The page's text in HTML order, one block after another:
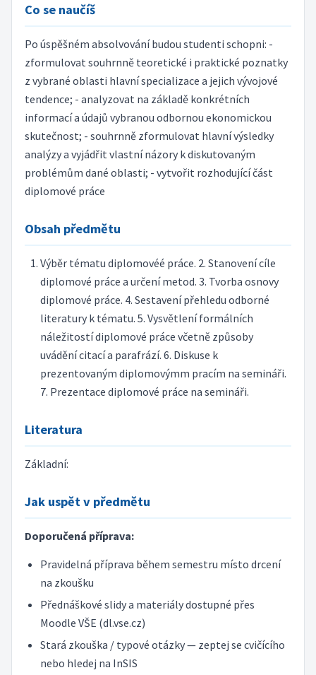
Co se naučíš
Po úspěšném absolvování budou studenti schopni: -
zformulovat souhrnně teoretické i praktické poznatky
z vybrané oblasti hlavní specializace a jejich vývojové
tendence; - analyzovat na základě konkrétních
informací a údajů vybranou odbornou ekonomickou
skutečnost; - souhrnně zformulovat hlavní výsledky
analýzy a vyjádřit vlastní názory k diskutovaným
problémům dané oblasti; - vytvořit rozhodující část
diplomové práce
Obsah předmětu
Výběr tématu diplomovéé práce. 2. Stanovení cíle
diplomové práce a určení metod. 3. Tvorba osnovy
diplomové práce. 4. Sestavení přehledu odborné
literatury k tématu. 5. Vysvětlení formálních
náležitostí diplomové práce včetně způsoby
uvádění citací a parafrází. 6. Diskuse k
prezentovaným diplomovýmm pracím na semináři.
7. Prezentace diplomové práce na semináři.
Literatura
Základní:
Jak uspět v předmětu
Doporučená příprava:
Pravidelná příprava během semestru místo drcení
na zkoušku
Přednáškové slidy a materiály dostupné přes
Moodle VŠE (dl.vse.cz)
Stará zkouška / typové otázky — zeptej se cvičícího
nebo hledej na InSIS